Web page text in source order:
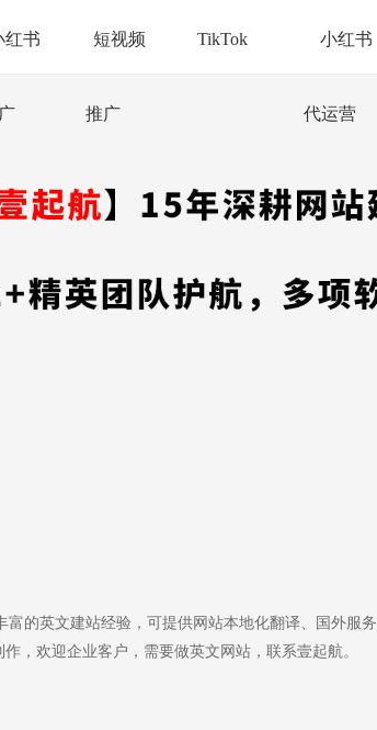
红书 短视频
推广
TikTok 小红书
代运营
的英文建站经验，可提供网站本地化翻译、国外服务
，欢迎企业客户，需要做英文网站，联系壹起航。